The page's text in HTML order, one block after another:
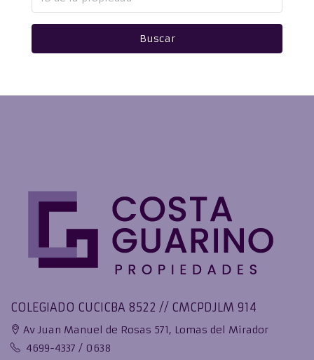
Buscar
COLEGIADO CUCICBA 8522 // CMCPDJLM 914
Av Juan Manuel de Rosas 571, Lomas del Mirador
4699-4337 / 0638